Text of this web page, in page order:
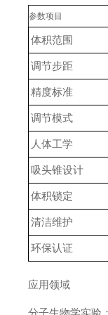
参数项目
体积范围
调节步距
精度标准
调节模式
人体工学
吸头锥设计
体积锁定
清洁维护
环保认证
应用领域
分子生物学实验